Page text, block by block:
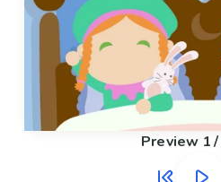
Preview 1/